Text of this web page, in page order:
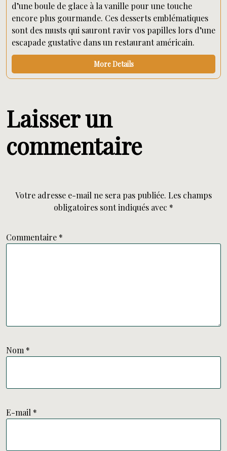
d’une boule de glace à la vanille pour une touche
encore plus gourmande. Ces desserts emblématiques
sont des musts qui sauront ravir vos papilles lors d’une
escapade gustative dans un restaurant américain.
More Details
Laisser un
commentaire
Votre adresse e-mail ne sera pas publiée. Les champs
obligatoires sont indiqués avec *
Commentaire *
Nom *
E-mail *